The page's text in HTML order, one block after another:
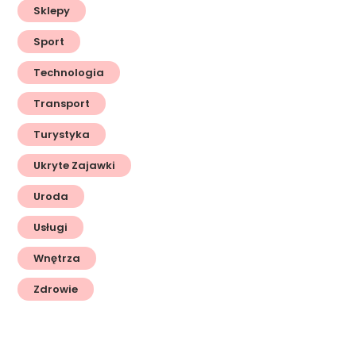
Sklepy
Sport
Technologia
Transport
Turystyka
Ukryte Zajawki
Uroda
Usługi
Wnętrza
Zdrowie